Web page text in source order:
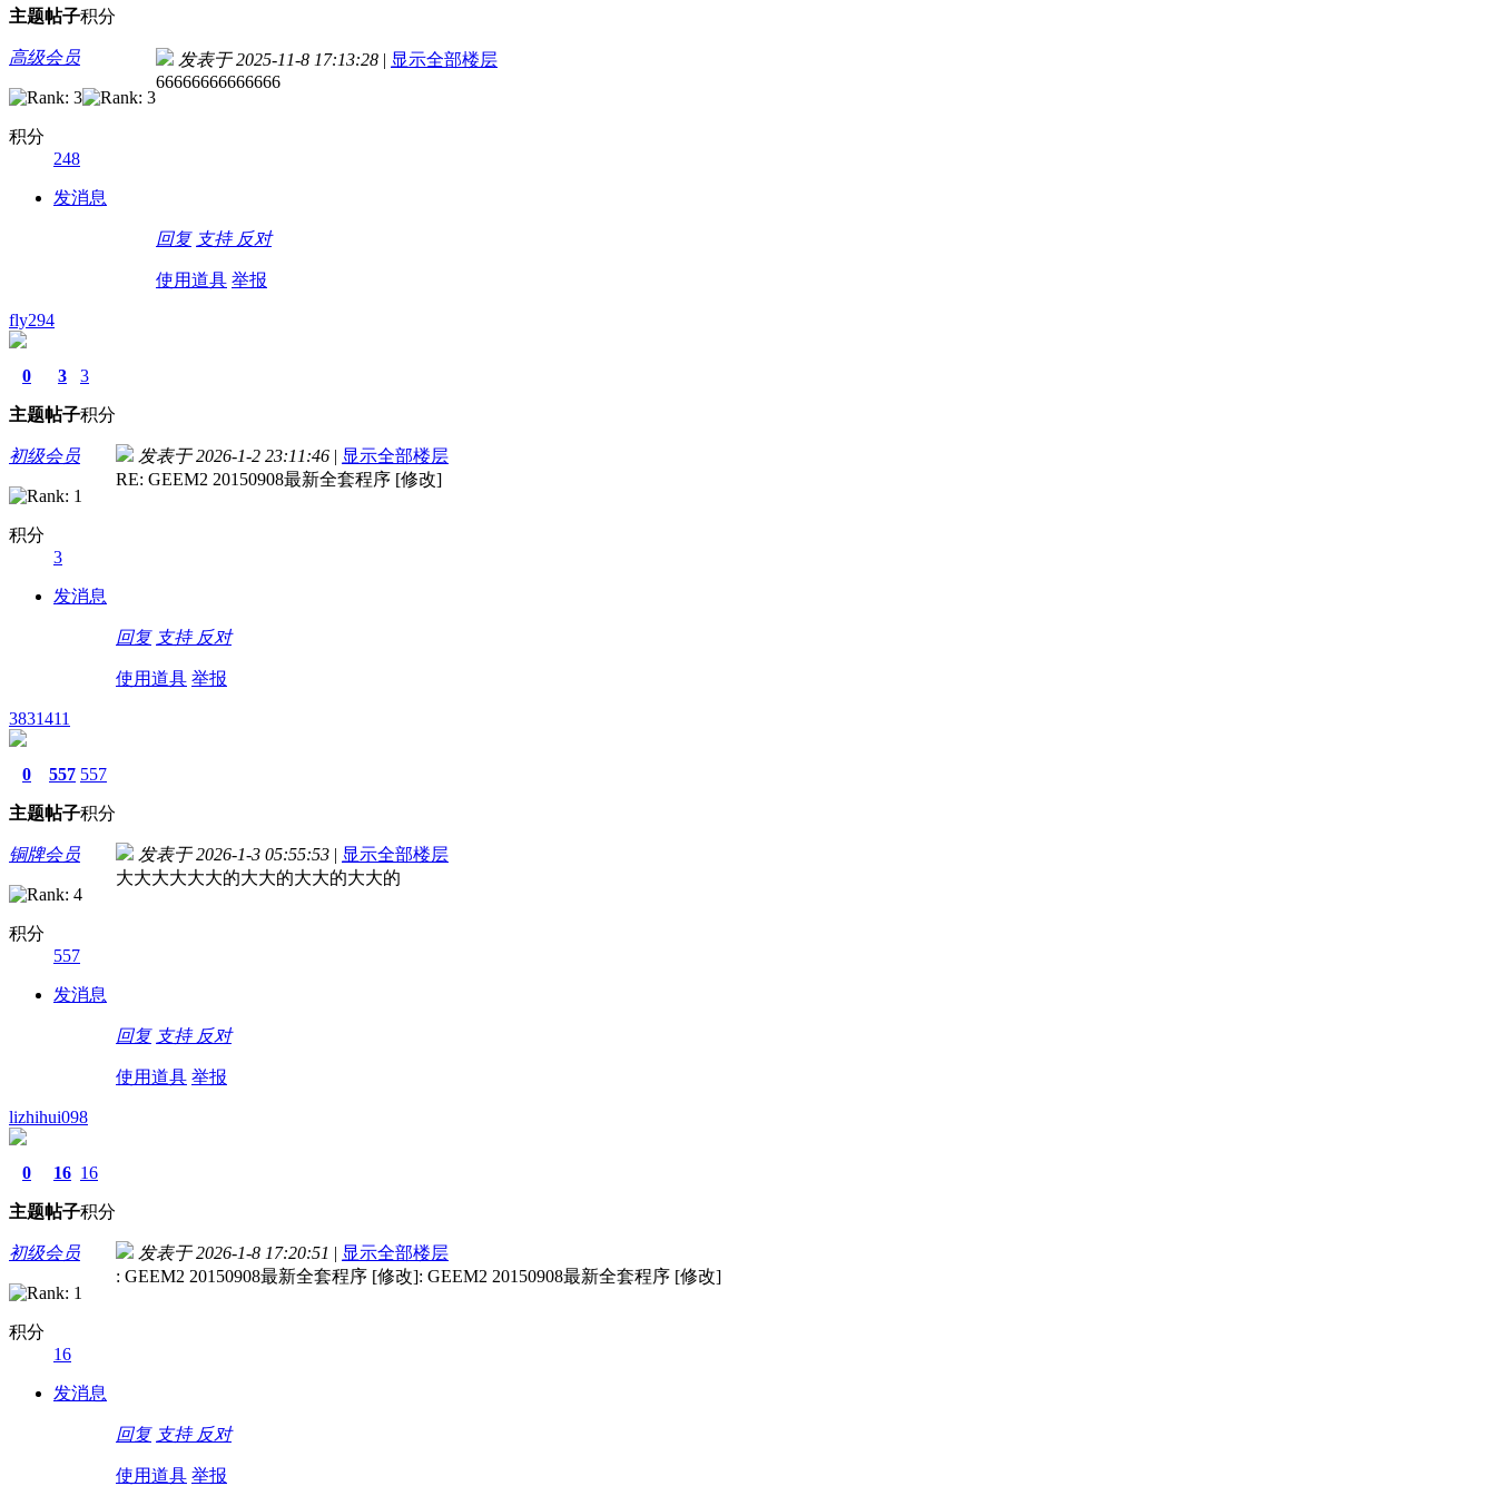
主题帖子积分
高级会员
积分
248
发消息
发表于 2025-11-8 17:13:28 | 显示全部楼层
66666666666666
回复 支持 反对
使用道具 举报
fly294
0
主题
3
帖子
3
积分
初级会员
积分
3
发消息
发表于 2026-1-2 23:11:46 | 显示全部楼层
RE: GEEM2 20150908最新全套程序 [修改]
回复 支持 反对
使用道具 举报
3831411
0
主题
557
帖子
557
积分
铜牌会员
积分
557
发消息
发表于 2026-1-3 05:55:53 | 显示全部楼层
大大大大大大的大大的大大的大大的
回复 支持 反对
使用道具 举报
lizhihui098
0
主题
16
帖子
16
积分
初级会员
积分
16
发消息
发表于 2026-1-8 17:20:51 | 显示全部楼层
: GEEM2 20150908最新全套程序 [修改]: GEEM2 20150908最新全套程序 [修改]
回复 支持 反对
使用道具 举报